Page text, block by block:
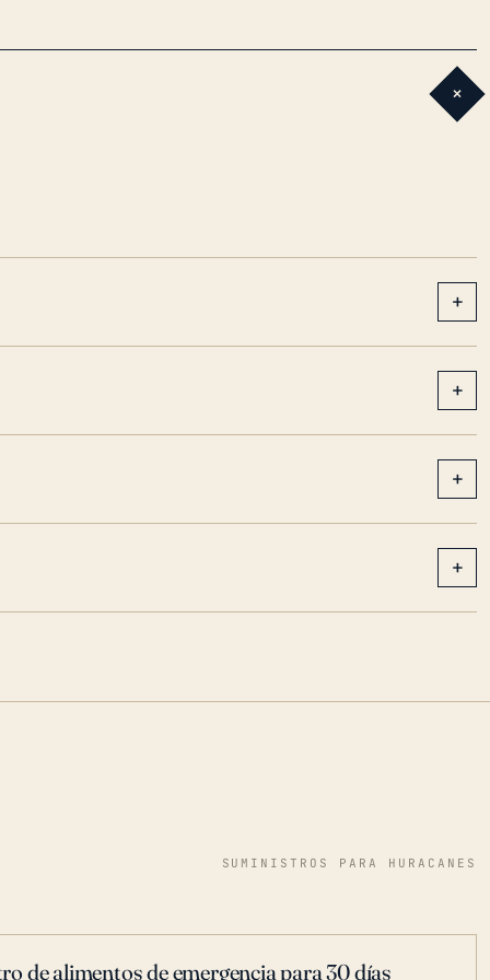
+
+
+
+
+
SUMINISTROS PARA HURACANES
de alimentos de emergencia para 30 días